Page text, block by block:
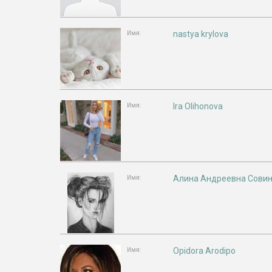
Имя: nastya krylova
Имя: Ira Olihonova
Имя: Алина Андреевна
Имя: Opidora Arodipo